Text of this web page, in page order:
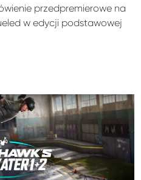
przedpremierowe na
w edycji podstawowej